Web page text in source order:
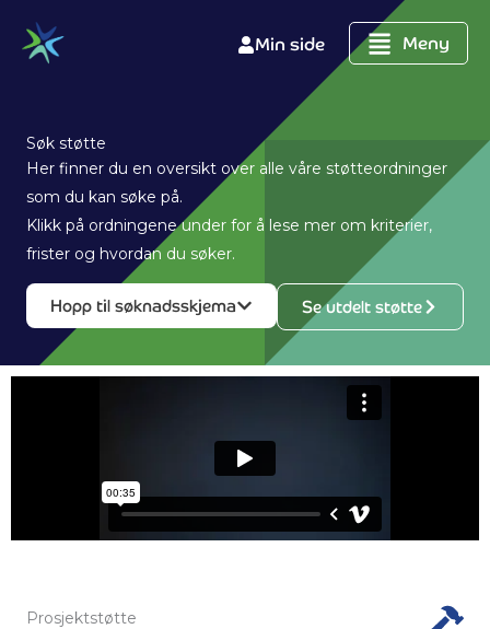
rett
Min side Meny
Søk støtte
Her finner du en oversikt over alle våre støtteordninger
som du kan søke på.
Klikk på ordningene under for å lese mer om kriterier,
frister og hvordan du søker.
Hopp til søknadsskjema Se utdelt støtte
Prosjektstøtte